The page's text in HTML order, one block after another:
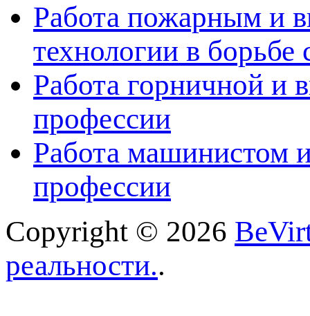
Работа пожарным и
технологии в борьбе
Работа горничной и
профессии
Работа машинистом
профессии
Copyright © 2026
реальности..